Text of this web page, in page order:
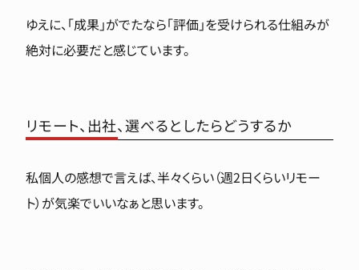
ゆえに、「成果」がでたなら「評価」を受けられる仕組みが
絶対に必要だと感じています。
リモート、出社、選べるとしたらどうするか
私個人の感想で言えば、半々くらい（週2日くらいリモー
ト）が気楽でいいなぁと思います。